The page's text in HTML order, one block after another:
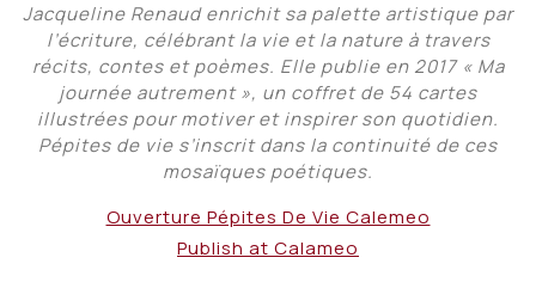
Jacqueline Renaud enrichit sa palette artistique par
l’écriture, célébrant la vie et la nature à travers
récits, contes et poèmes. Elle publie en 2017 « Ma
journée autrement », un coffret de 54 cartes
illustrées pour motiver et inspirer son quotidien.
Pépites de vie s’inscrit dans la continuité de ces
mosaïques poétiques.
Ouverture Pépites De Vie Calemeo
Publish at Calameo